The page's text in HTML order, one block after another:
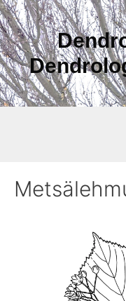
Siirry
sisältöön